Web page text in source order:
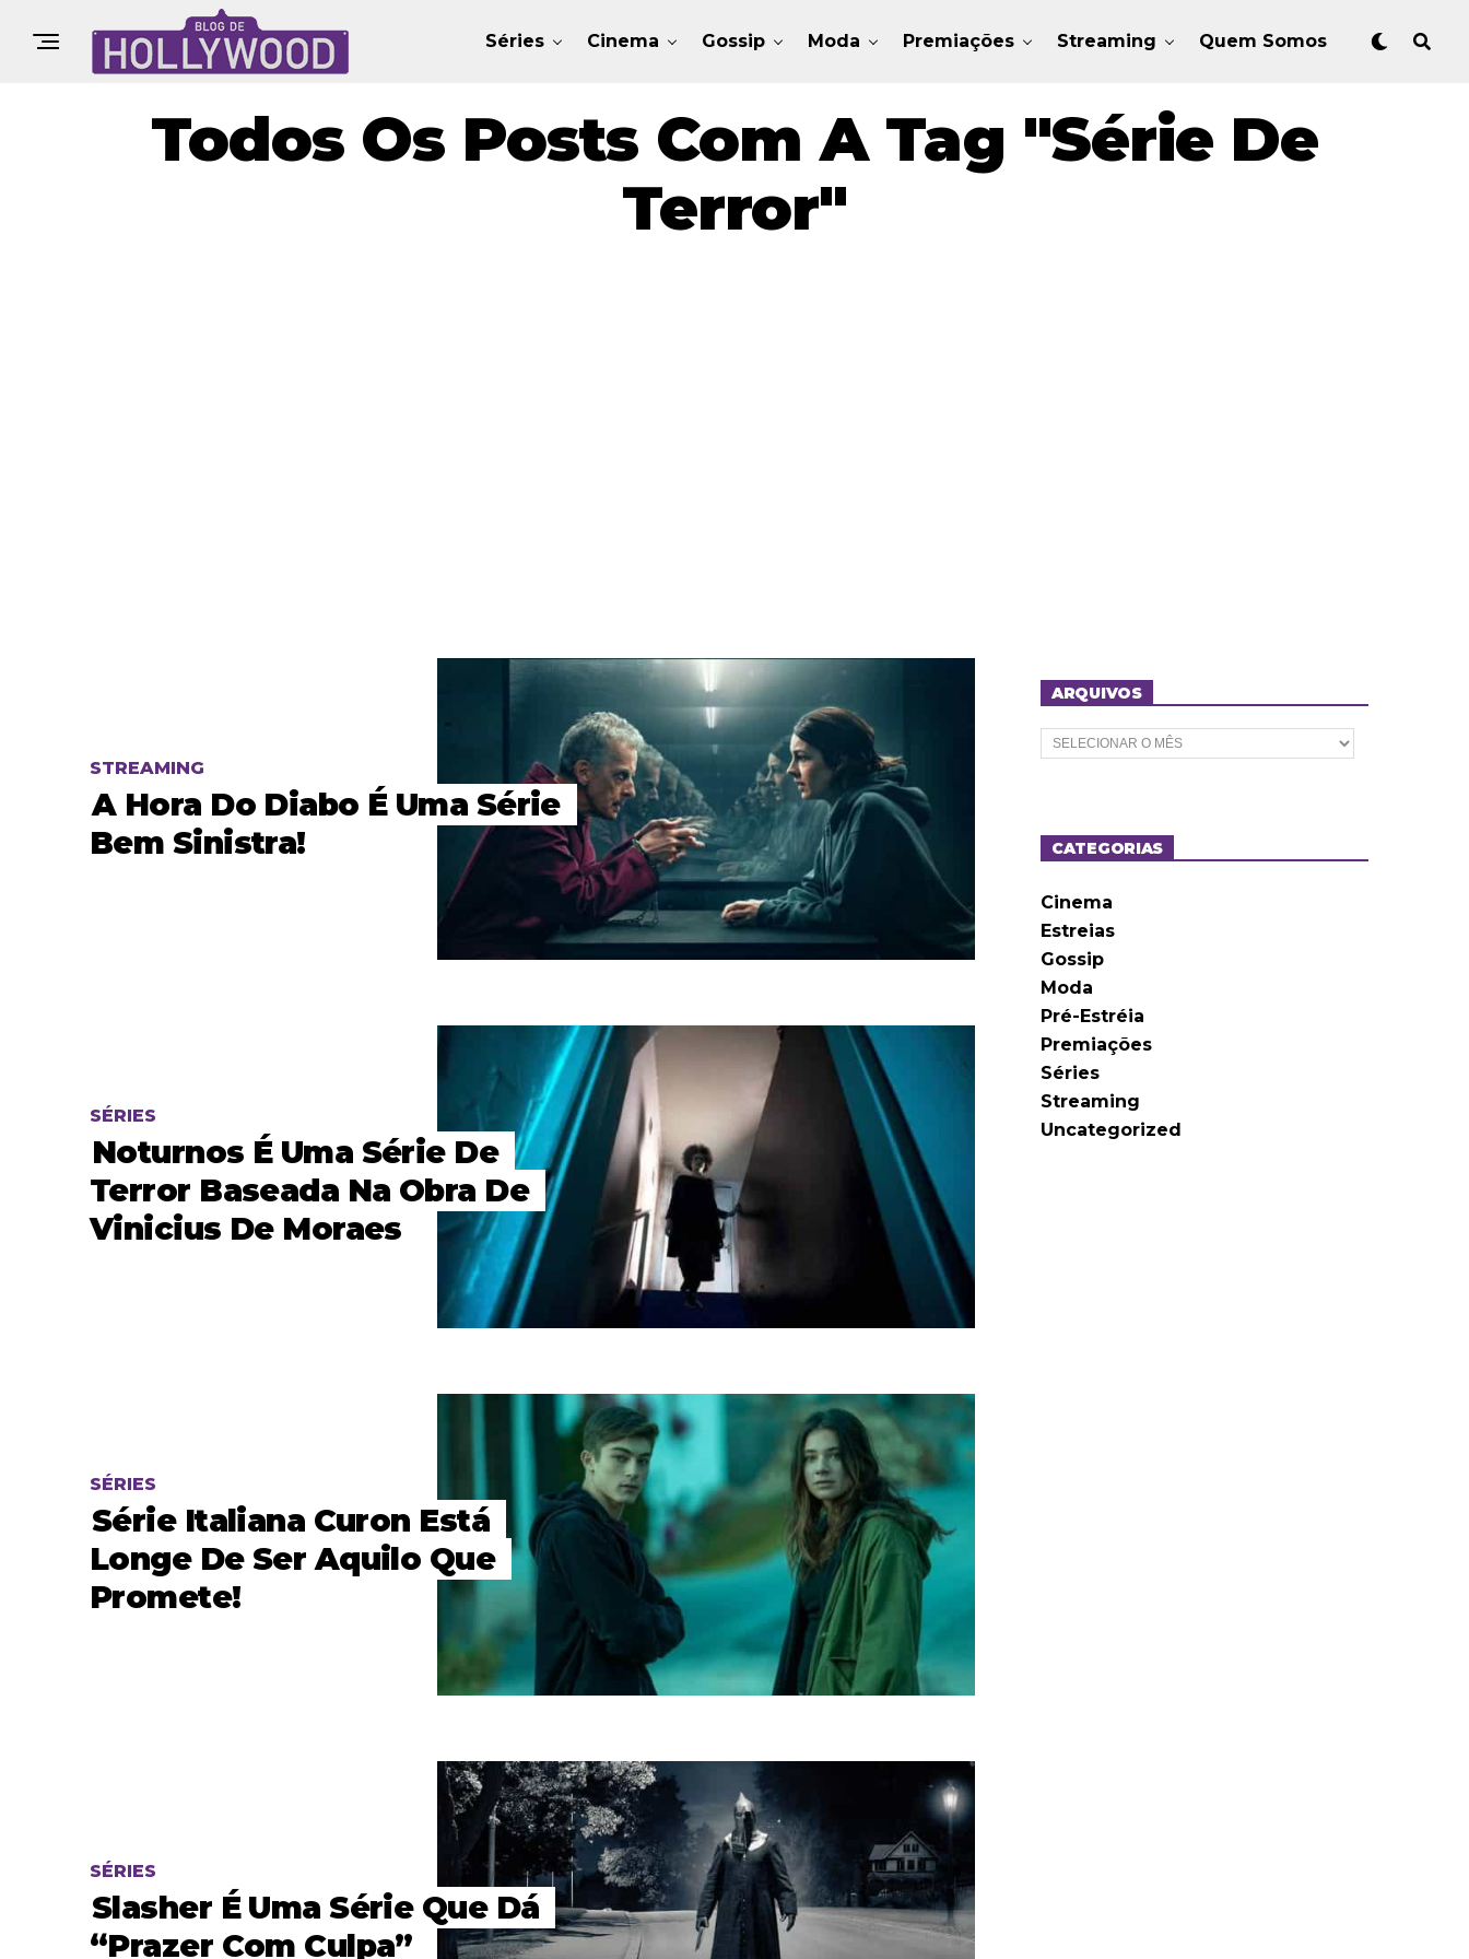
Séries Cinema Gossip Moda Premiações Streaming Quem Somos
Todos Os Posts Com A Tag "Série De
Terror"
STREAMING
A Hora Do Diabo É Uma Série
Bem Sinistra!
SÉRIES
Noturnos É Uma Série De
Terror Baseada Na Obra De
Vinicius De Moraes
SÉRIES
Série Italiana Curon Está
Longe De Ser Aquilo Que
Promete!
SÉRIES
Slasher É Uma Série Que Dá
“prazer Com Culpa”
ARQUIVOS
A
r
o
sCATEGORIAS
Cinema
Estreias
Gossip
Moda
Pré-Estréia
Premiações
Séries
Streaming
Uncategorized